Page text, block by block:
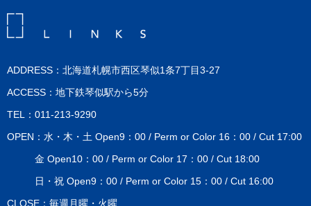
ADDRESS：北海道札幌市西区琴似1条7丁目3-27
ACCESS：地下鉄琴似駅から5分
TEL：011-213-9290
OPEN：水・木・土 Open9：00 / Perm or Color 16：00 / Cut 17:00
金 Open10：00 / Perm or Color 17：00 / Cut 18:00
日・祝 Open9：00 / Perm or Color 15：00 / Cut 16:00
CLOSE：毎週月曜・火曜